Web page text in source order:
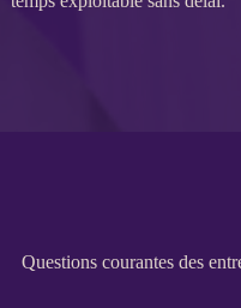
Questions courantes des